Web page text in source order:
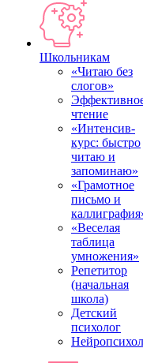
Школьникам
«Читаю без
слогов»
чтение
«Интенсив-
курс: быстро
читаю и
запоминаю»
«Грамотное
письмо и
«Веселая
таблица
умножения»
Репетитор
(начальная
школа)
Детский
психолог